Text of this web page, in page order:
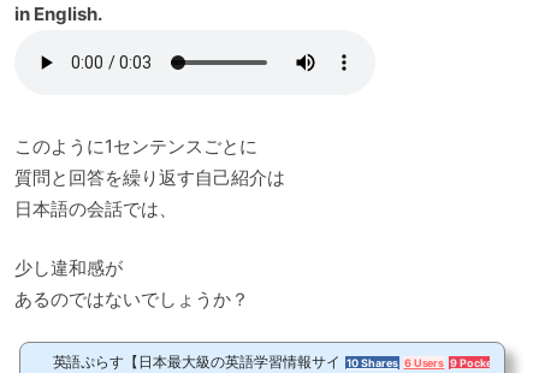
in English.
このように1センテンスごとに
質問と回答を繰り返す自己紹介は
日本語の会話では、
少し違和感が
あるのではないでしょうか？
英語ぷらす【日本最大級の英語学習情報サイト】10 Shares 6 Users 9 Pockets